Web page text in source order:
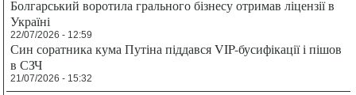
Болгарський воротила грального бізнесу отримав ліцензії в
Україні
22/07/2026 - 12:59
Син соратника кума Путіна піддався VIP-бусифікації і пішов
в СЗЧ
21/07/2026 - 15:32